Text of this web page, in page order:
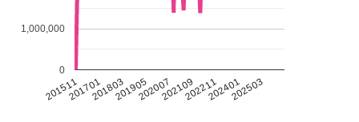
201511201701201803201905202007202109202211202401202503
0
1,000,000